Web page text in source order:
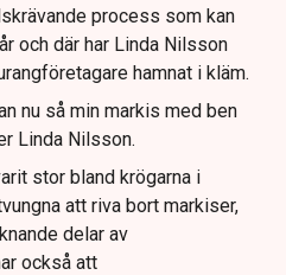
process som kan
och där har Linda Nilsson
hamnat i kläm.
nu så min markis med ben
Linda Nilsson.
stor bland krögarna i
att riva bort markiser,
delar av
också att